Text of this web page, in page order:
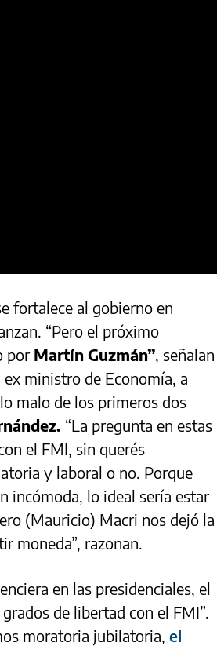
fortalece al gobierno en
“Pero el próximo
porMartín Guzmán”, señalan
ministro de Economía, a
malo de los primeros dos
“La pregunta en estas
el FMI, sin querés
y laboral o no. Porque
incómoda, lo ideal sería estar
(Mauricio) Macri nos dejó la
moneda”, razonan.
en las presidenciales, el
de libertad con el FMI”.
moratoria jubilatoria, el